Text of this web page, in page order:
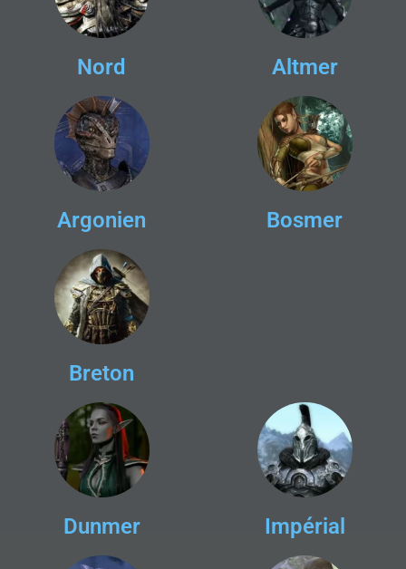
Nord Altmer
Argonien Bosmer
Breton
Dunmer Impérial